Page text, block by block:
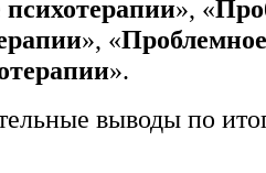
», «
», «
».
выводы по